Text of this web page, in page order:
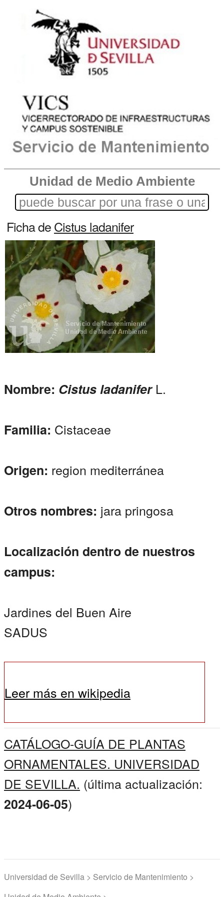
Unidad de Medio Ambiente
Ficha deCistus ladanifer
Nombre: Cistus ladanifer L.
Familia: Cistaceae
Origen: region mediterránea
Otros nombres: jara pringosa
Localización dentro de nuestros
campus:
Jardines del Buen Aire
SADUS
Leer más en wikipedia
CATÁLOGO-GUÍA DE PLANTAS
ORNAMENTALES. UNIVERSIDAD
DE SEVILLA. (última actualización:
2024-06-05)
Universidad de Sevilla > Servicio de Mantenimiento >